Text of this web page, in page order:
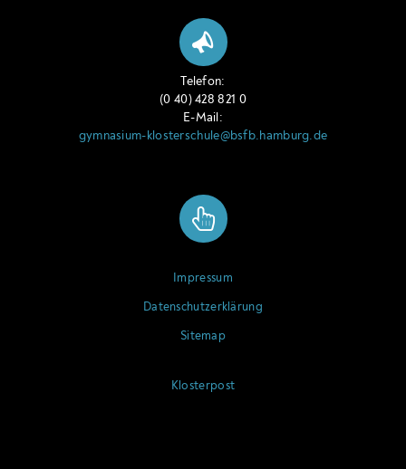
Telefon:
(0 40) 428 821 0
E-Mail:
gymnasium-klosterschule@bsfb.hamburg.de
Impressum
Datenschutzerklärung
Sitemap
Klosterpost